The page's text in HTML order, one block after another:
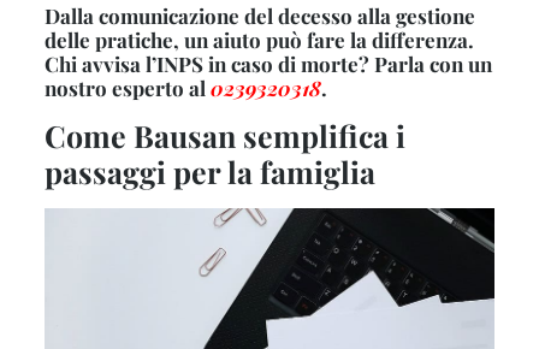
Dalla comunicazione del decesso alla gestione
delle pratiche, un aiuto può fare la differenza.
Chi avvisa l’INPS in caso di morte? Parla con un
nostro esperto al 0239320318.
Come Bausan semplifica i
passaggi per la famiglia